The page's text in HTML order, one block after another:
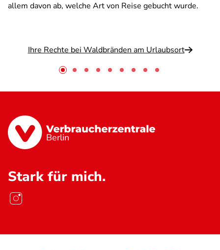
allem davon ab, welche Art von Reise gebucht wurde.
Ihre Rechte bei Waldbränden am Urlaubsort
Berlin
Stark für mich.